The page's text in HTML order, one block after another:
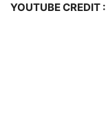
YOUTUBE CREDIT